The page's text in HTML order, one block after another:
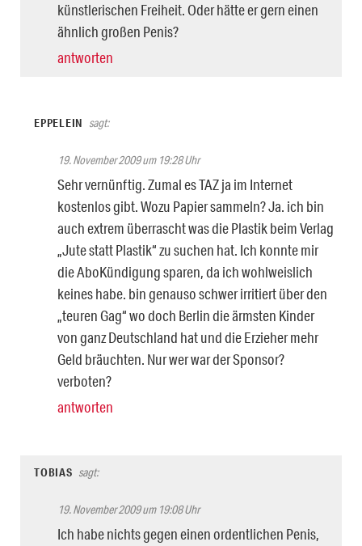
künstlerischen Freiheit. Oder hätte er gern einen
ähnlich großen Penis?
antworten
EPPELEIN sagt:
19. November 2009 um 19:28 Uhr
Sehr vernünftig. Zumal es TAZ ja im Internet
kostenlos gibt. Wozu Papier sammeln? Ja. ich bin
auch extrem überrascht was die Plastik beim Verlag
„Jute statt Plastik“ zu suchen hat. Ich konnte mir
die AboKündigung sparen, da ich wohlweislich
keines habe. bin genauso schwer irritiert über den
„teuren Gag“ wo doch Berlin die ärmsten Kinder
von ganz Deutschland hat und die Erzieher mehr
Geld bräuchten. Nur wer war der Sponsor?
verboten?
antworten
TOBIAS sagt:
19. November 2009 um 19:08 Uhr
Ich habe nichts gegen einen ordentlichen Penis,